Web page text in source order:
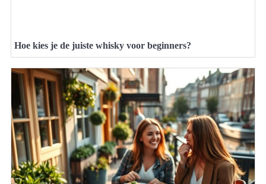
Hoe kies je de juiste whisky voor beginners?